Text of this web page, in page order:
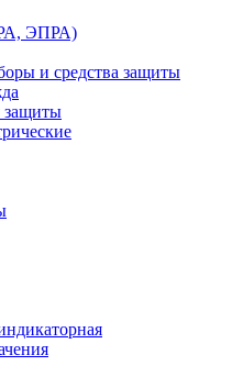
ЭПРА)
и средства защиты
защиты